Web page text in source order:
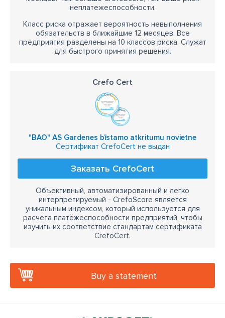
неплатежеспособности.
Класс риска отражает вероятность невыполнения
обязательств в ближайшие 12 месяцев. Все
предприятия разделены на 10 классов риска. Служат
для быстрого принятия решения.
Crefo Cert
"BAO" AS Gardenes bīstamo atkritumu novietne
Сертификат CrefoCert не выдан
Заказать CrefoCert
Объективный, автоматизированный и легко
интерпретируемый - CrefoScore является
уникальным индексом, который используется для
расчёта платёжеспособности предприятий, чтобы
изучить их соответствие стандартам сертификата
CrefoCert.
Buy a statement